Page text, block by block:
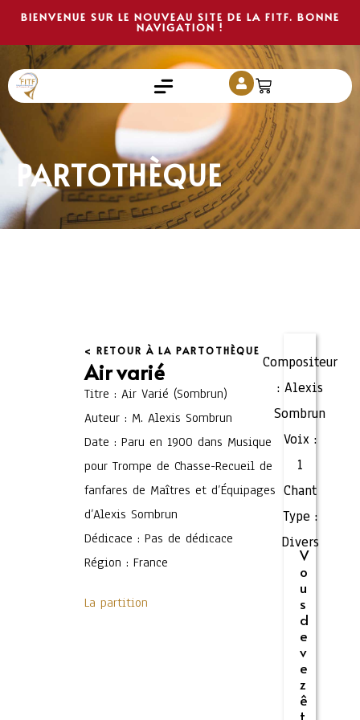
BIENVENUE SUR LE NOUVEAU SITE DE LA FITF. BONNE
NAVIGATION !
PARTOTHÈQUE
< RETOUR À LA PARTOTHÈQUE
Air varié
Titre : Air Varié (Sombrun)
Auteur : M. Alexis Sombrun
Date : Paru en 1900 dans Musique
pour Trompe de Chasse-Recueil de
fanfares de Maîtres et d’Équipages
d’Alexis Sombrun
Dédicace : Pas de dédicace
Région : France
La partition
Compositeur
: Alexis
Sombrun
Voix :
1
Chant
Type :
Divers
V
o
u
s
d
e
v
e
z
ê
t